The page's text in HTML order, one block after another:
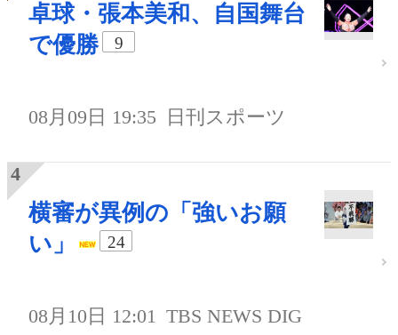
卓球・張本美和、自国舞台
で優勝
9
08月09日 19:35 日刊スポーツ
横審が異例の「強いお願
い」
24
08月10日 12:01 TBS NEWS DIG